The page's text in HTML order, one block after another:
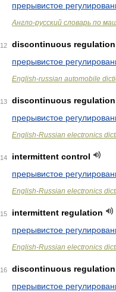
прерывистое
Англо-русский словарь по
12
discontinuous regulation
прерывистое
English-russian automobile
13
discontinuous regulation
прерывистое
English-Russian electronics
14
intermittent control
прерывистое
English-Russian electronics
15
intermittent regulation
прерывистое
English-Russian electronics
16
discontinuous regulation
прерывистое